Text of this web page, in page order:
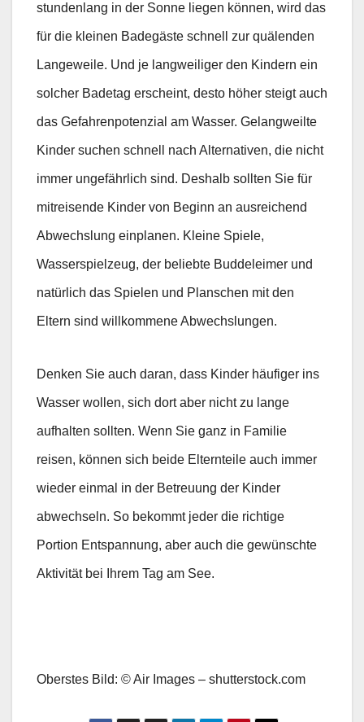
stundenlang in der Sonne liegen können, wird das
für die kleinen Badegäste schnell zur quälenden
Langeweile. Und je langweiliger den Kindern ein
solcher Badetag erscheint, desto höher steigt auch
das Gefahrenpotenzial am Wasser. Gelangweilte
Kinder suchen schnell nach Alternativen, die nicht
immer ungefährlich sind. Deshalb sollten Sie für
mitreisende Kinder von Beginn an ausreichend
Abwechslung einplanen. Kleine Spiele,
Wasserspielzeug, der beliebte Buddeleimer und
natürlich das Spielen und Planschen mit den
Eltern sind willkommene Abwechslungen.
Denken Sie auch daran, dass Kinder häufiger ins
Wasser wollen, sich dort aber nicht zu lange
aufhalten sollten. Wenn Sie ganz in Familie
reisen, können sich beide Elternteile auch immer
wieder einmal in der Betreuung der Kinder
abwechseln. So bekommt jeder die richtige
Portion Entspannung, aber auch die gewünschte
Aktivität bei Ihrem Tag am See.
Oberstes Bild: © Air Images – shutterstock.com